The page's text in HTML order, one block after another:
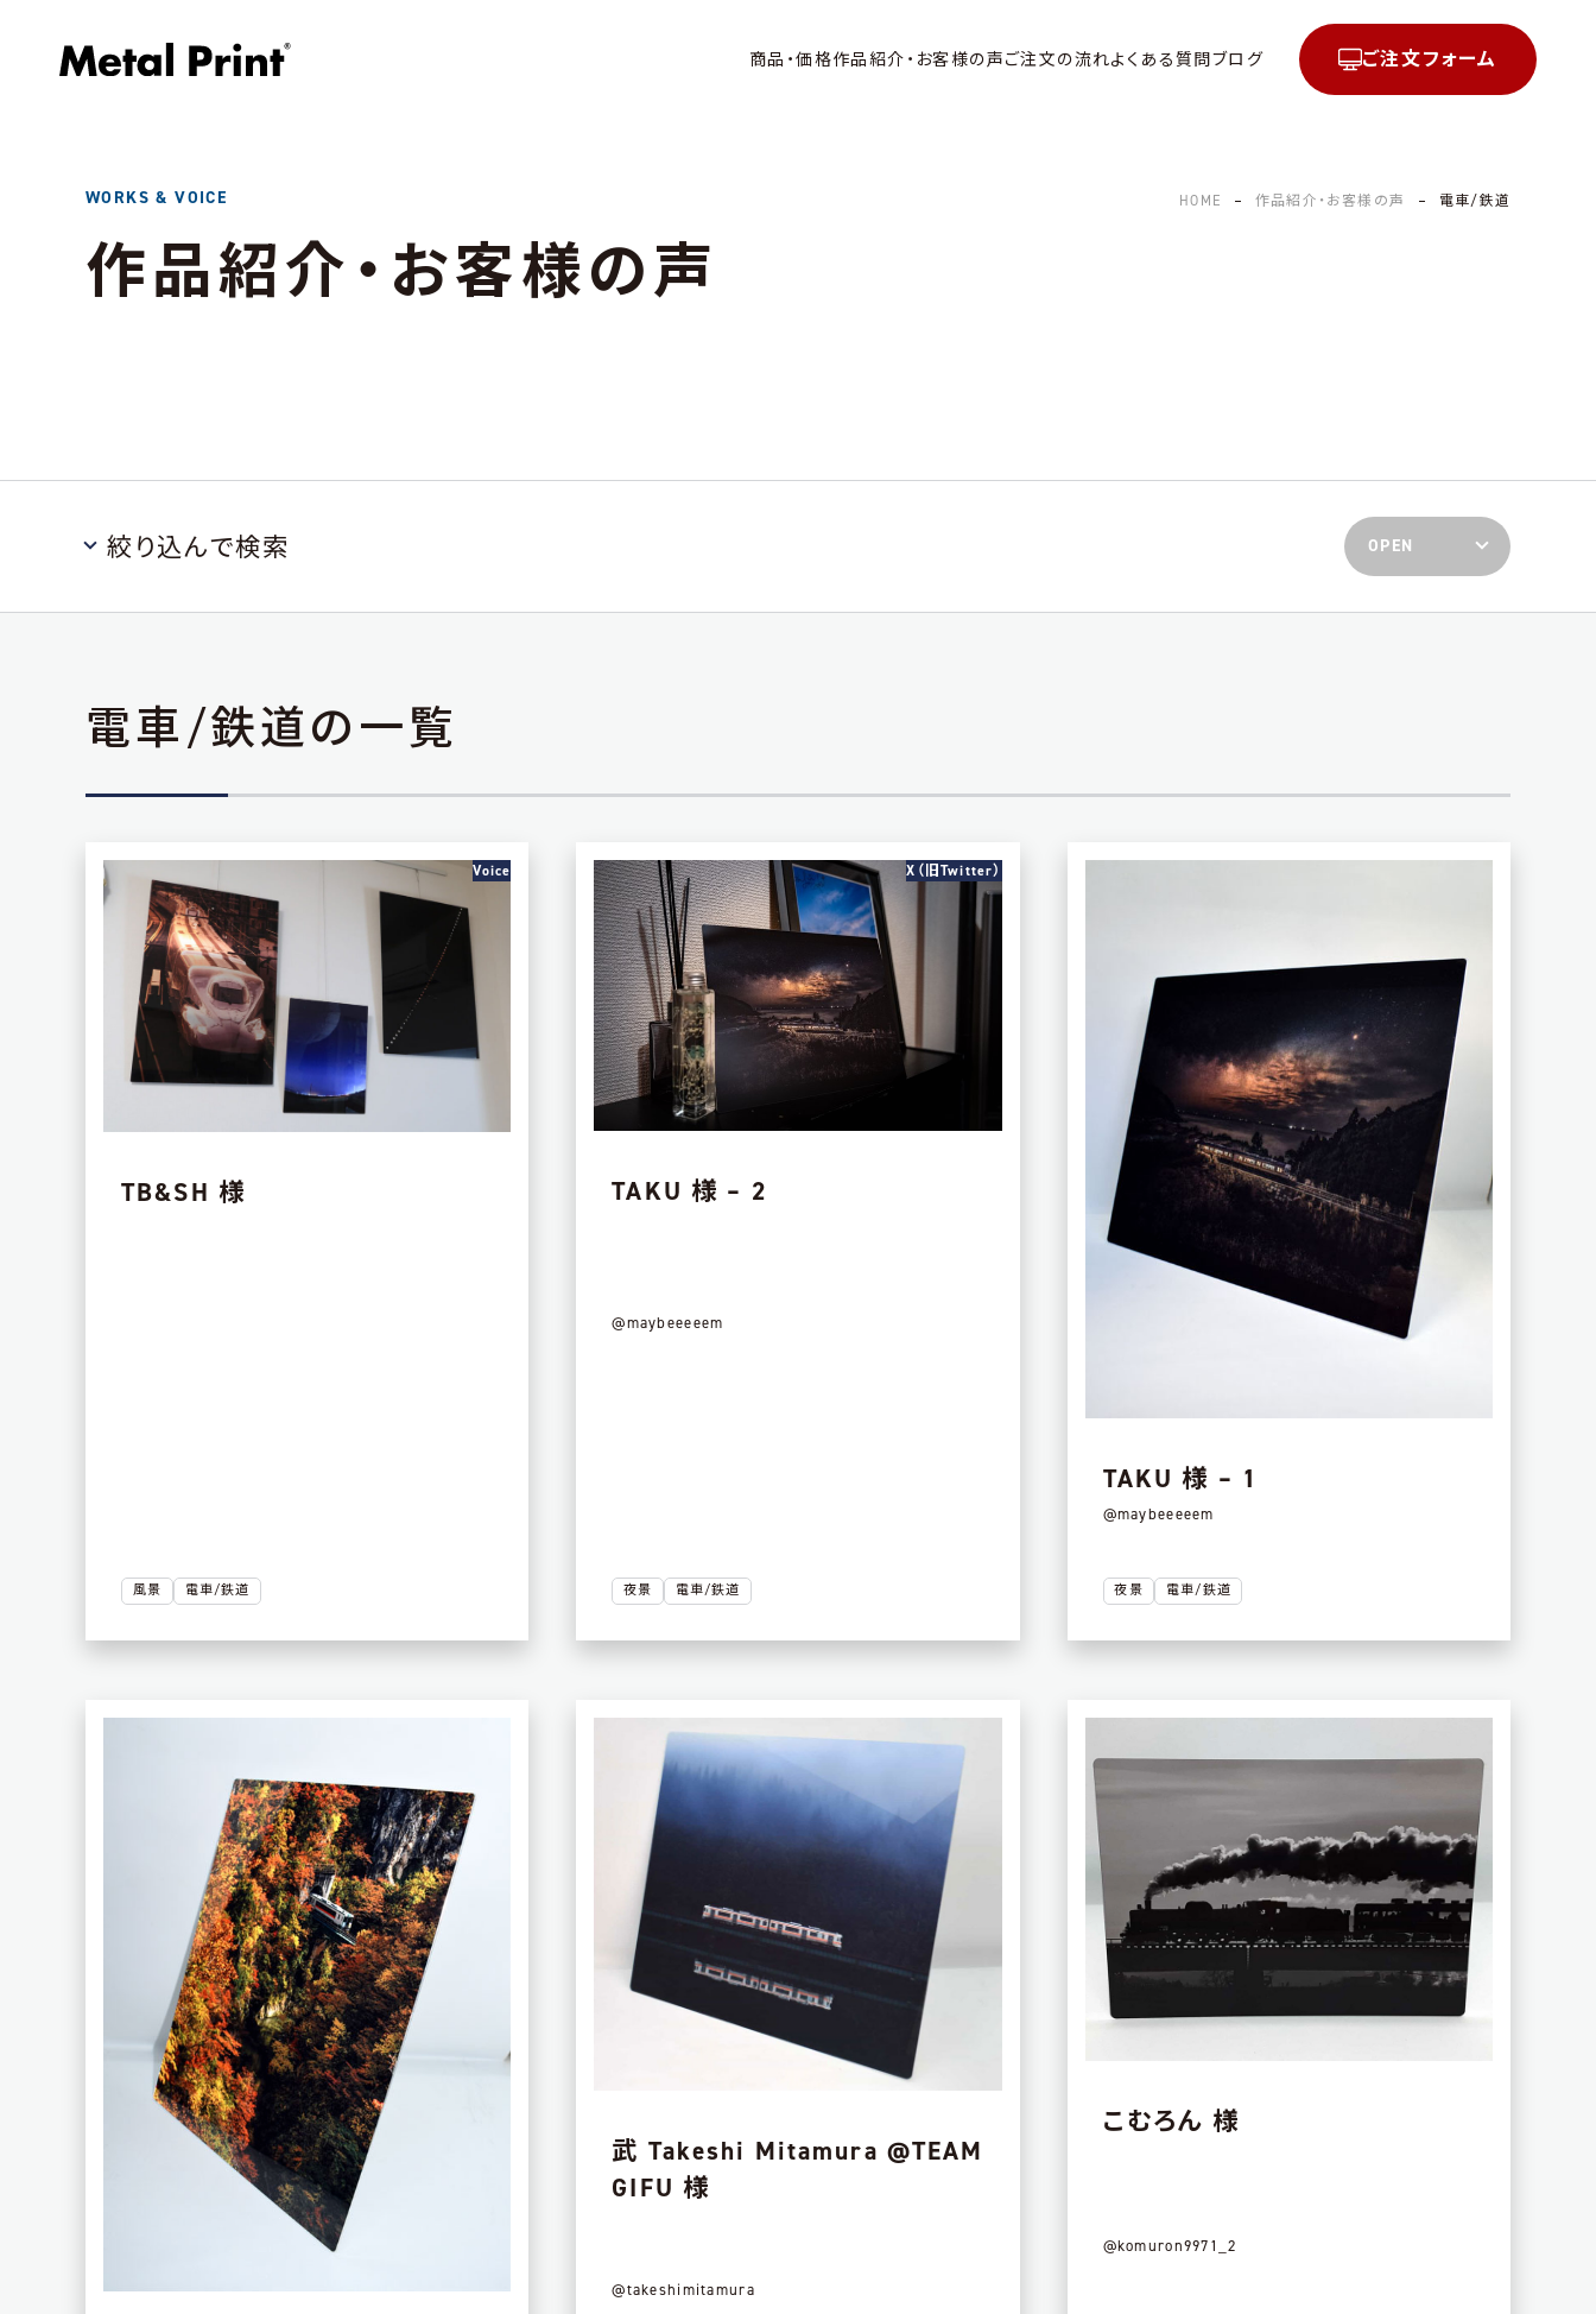
商品・価格作品紹介・お客様の声ご注文の流れよくある質問ブログ
作品紹介・お客様の声
WORKS & VOICE HOME 作品紹介・お客様の声 電車/鉄道
絞り込んで検索
看板/サイン パブリックドメイン
サイズ
4×6インチ 5×7インチ 8×10インチ 200.0×290.0mm 11×14インチ 11.81×15.75インチ 10×20インチ
16×20インチ 16×24インチ 24×36インチ 6×6インチ 8×8インチ 10×10インチ 6×8インチ 40×60インチ
700×1000mm 32×40インチ
500×500mm
カラー
ホワイトグロス ホワイトマット クリアグロス
絞り込む
選択を解除
電車/鉄道の一覧
Voice
TB&SH 様
風景 電車/鉄道
X（旧Twitter）
TAKU 様 – 2
@maybeeeeem
夜景 電車/鉄道
TAKU 様 – 1
@maybeeeeem
夜景 電車/鉄道
武 Takeshi Mitamura @TEAM
GIFU 様
@takeshimitamura
こむろん 様
@komuron9971_2
ご注文フォーム